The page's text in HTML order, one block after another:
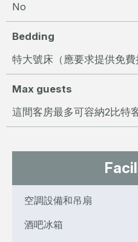
No
Bedding
特大號床（應要求提供免費
Max guests
這間客房最多可容納2比特
空調設備和吊扇
酒吧冰箱